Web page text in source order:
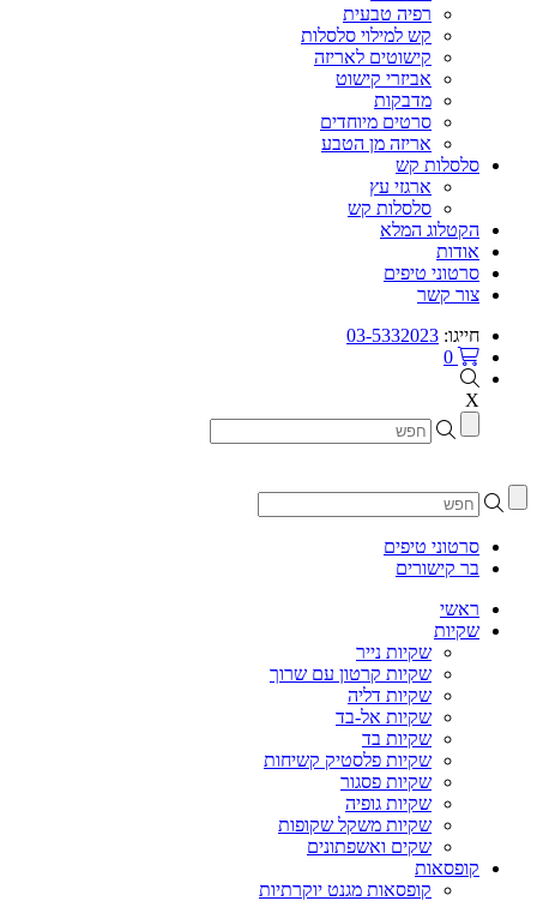
רפיה טבעית
קש למילוי סלסלות
קישוטים לאריזה
אביזרי קישוט
מדבקות
סרטים מיוחדים
אריזה מן הטבע
סלסלות קש
ארגזי עץ
סלסלות קש
הקטלוג המלא
אודות
סרטוני טיפים
צור קשר
חייגו: 03-5332023
0
X
סרטוני טיפים
בר קישורים
ראשי
שקיות
שקיות נייר
שקיות קרטון עם שרוך
שקיות דליה
שקיות אל-בד
שקיות בד
שקיות פלסטיק קשיחות
שקיות פסגור
שקיות גופיה
שקיות משקל שקופות
שקים ואשפתונים
קופסאות
קופסאות מגנט יוקרתיות